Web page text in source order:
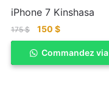
iPhone 7 Kinshasa
175$ 150 $
ACHETER
Commandez via